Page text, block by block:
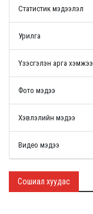
Статистик мэдээлэл
Урилга
Үзэсгэлэн арга хэмжээ
Фото мэдээ
Хэвлэлийн мэдээ
Видео мэдээ
Сошиал хуудас